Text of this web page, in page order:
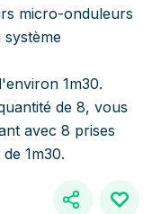
micro-onduleurs
1m30.
de 8, vous
avec 8 prises
1m30.